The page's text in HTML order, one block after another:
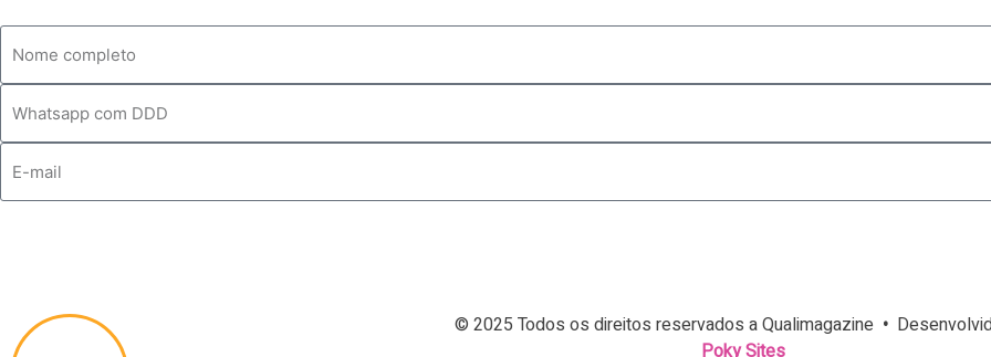
© 2025 Todos os direitos reservados a Qualimagazine •
Poky Sites